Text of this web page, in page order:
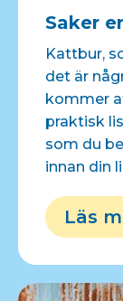
Saker
Kattbur,
det är
kommer
praktisk
som du
innan din
Läs